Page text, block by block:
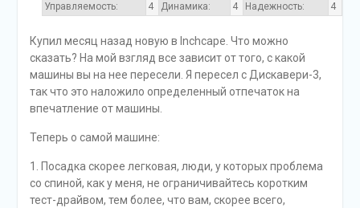
Управляемость:
4 Динамика: 4 Надежность: 4
Купил месяц назад новую в Inchcape. Что можно
сказать? На мой взгляд все зависит от того, с какой
машины вы на нее пересели. Я пересел с Дискавери-3,
так что это наложило определенный отпечаток на
впечатление от машины.
Теперь о самой машине:
1. Посадка скорее легковая, люди, у которых проблема
со спиной, как у меня, не ограничивайтесь коротким
тест-драйвом, тем более, что вам, скорее всего,